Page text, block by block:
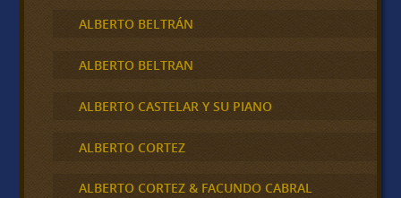
ALBERTO BELTRÁN
ALBERTO BELTRAN
ALBERTO CASTELAR Y SU PIANO
ALBERTO CORTEZ
ALBERTO CORTEZ & FACUNDO CABRAL